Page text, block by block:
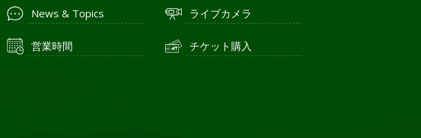
News & Topics
営業時間
ライブカメラ
チケット購入